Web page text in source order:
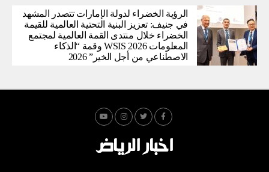
الرؤية الخضراء لدولة الإمارات تتصدر المشهد
في جنيف: تعزيز البنية التحتية العالمية للقيمة
الخضراء خلال منتدى القمة العالمية لمجتمع
المعلومات WSIS 2026 وقمة “الذكاء
الاصطناعي من أجل الخير” 2026